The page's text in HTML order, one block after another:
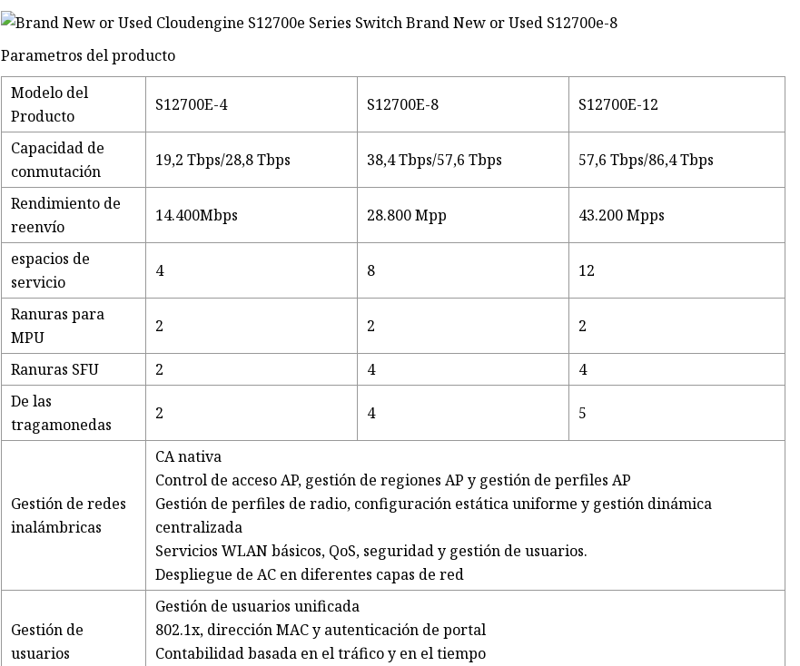
Parametros del producto
Modelo del
Producto
S12700E-4 S12700E-8 S12700E-12
Capacidad de
conmutación
19,2 Tbps/28,8 Tbps 38,4 Tbps/57,6 Tbps 57,6 Tbps/86,4 Tbps
Rendimiento de
reenvío
14.400Mbps 28.800 Mpp 43.200 Mpps
espacios de
servicio
4 8 12
Ranuras para
MPU
2 2 2
Ranuras SFU 2 4
4
De las
tragamonedas
2 4 5
Gestión de redes
inalámbricas
CA nativa
Control de acceso AP, gestión de regiones AP y gestión de perfiles AP
Gestión de perfiles de radio, configuración estática uniforme y gestión dinámica
centralizada
Servicios WLAN básicos, QoS, seguridad y gestión de usuarios.
Despliegue de AC en diferentes capas de red
Gestión de
usuarios
Gestión de usuarios unificada
802.1x, dirección MAC y autenticación de portal
Contabilidad basada en el tráfico y en el tiempo